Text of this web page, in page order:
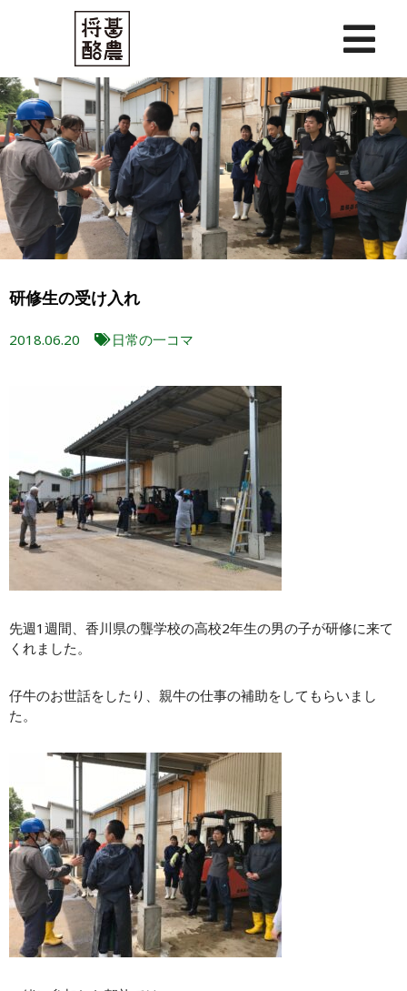
キ
ッ
プ
研修生の受け入れ
2018.06.20 日常の一コマ
先週1週間、香川県の聾学校の高校2年生の男の子が研修に来て
くれました。
仔牛のお世話をしたり、親牛の仕事の補助をしてもらいまし
た。